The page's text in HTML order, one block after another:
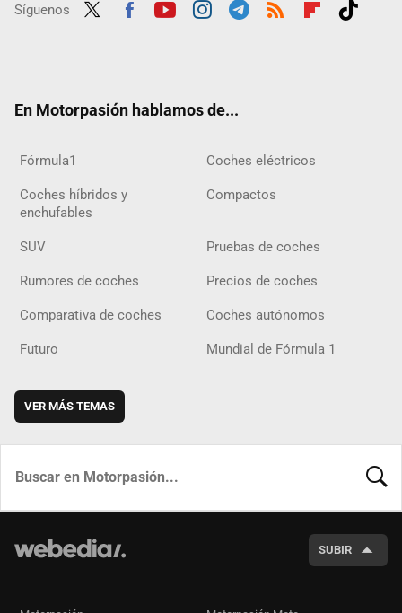
Síguenos
En Motorpasión hablamos de...
Fórmula1 Coches eléctricos
Coches híbridos y
enchufables
Compactos
SUV Pruebas de coches
Rumores de coches Precios de coches
Comparativa de coches Coches autónomos
Futuro Mundial de Fórmula 1
VER MÁS TEMAS
SUBIR